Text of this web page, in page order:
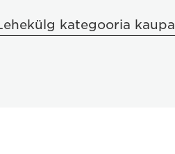
kategooria kaupa